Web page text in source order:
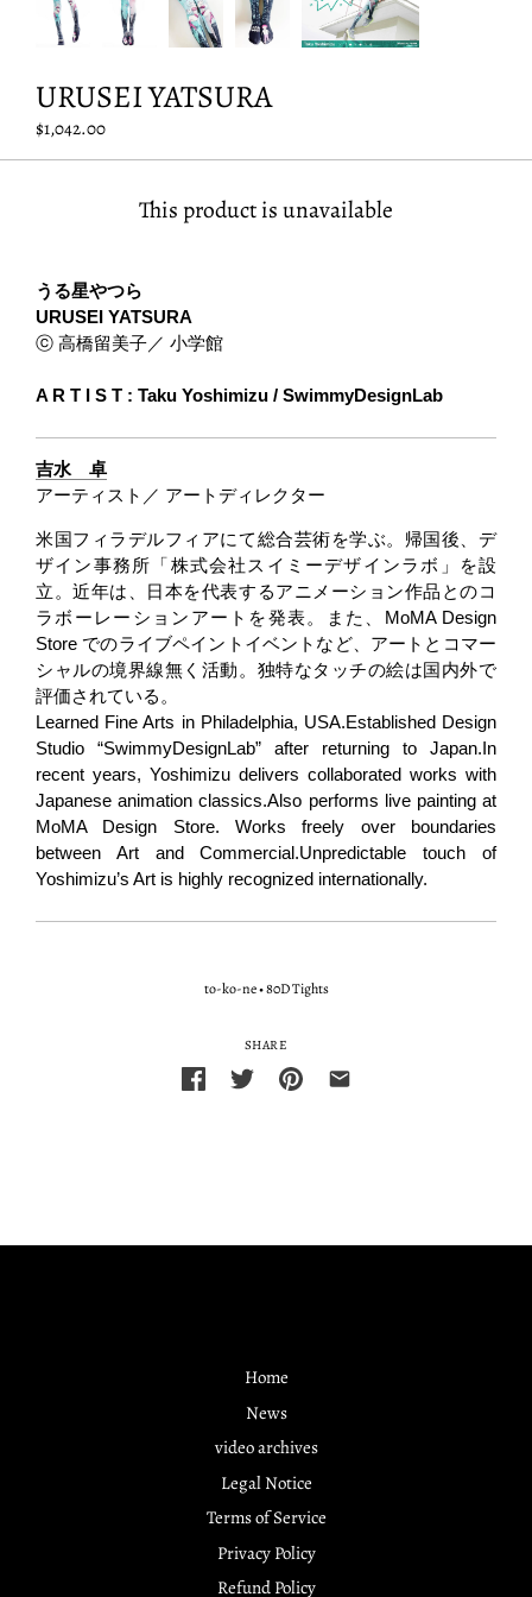
URUSEI YATSURA
$1,042.00
This product is unavailable
うる星やつら
URUSEI YATSURA
ⓒ 高橋留美子／ 小学館
A R T I S T : Taku Yoshimizu / SwimmyDesignLab
吉水 卓
アーティスト／ アートディレクター
米国フィラデルフィアにて総合芸術を学ぶ。帰国後、デ
ザイン事務所「株式会社スイミーデザインラボ」を設
立。近年は、日本を代表するアニメーション作品とのコ
ラボーレーションアートを発表。また、MoMA Design
Store でのライブペイントイベントなど、アートとコマー
シャルの境界線無く活動。独特なタッチの絵は国内外で
評価されている。
Learned Fine Arts in Philadelphia, USA.Established Design
Studio “SwimmyDesignLab” after returning to Japan.In
recent years, Yoshimizu delivers collaborated works with
Japanese animation classics.Also performs live painting at
MoMA Design Store. Works freely over boundaries
between Art and Commercial.Unpredictable touch of
Yoshimizu’s Art is highly recognized internationally.
to-ko-ne•80D Tights
SHARE
Home
News
video archives
Legal Notice
Terms of Service
Privacy Policy
Refund Policy